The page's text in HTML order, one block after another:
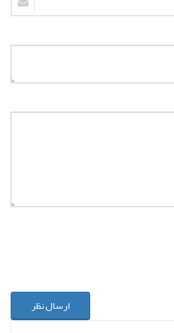
ارسال نظر